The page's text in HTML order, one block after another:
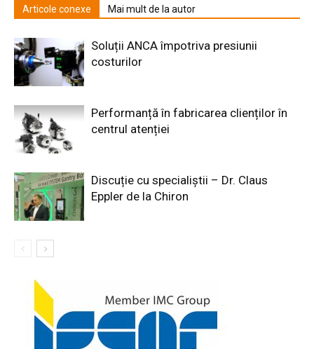
Articole conexe Mai mult de la autor
Soluții ANCA împotriva presiunii
costurilor
Performanță în fabricarea clienților în
centrul atenției
Discuție cu specialiștii – Dr. Claus
Eppler de la Chiron